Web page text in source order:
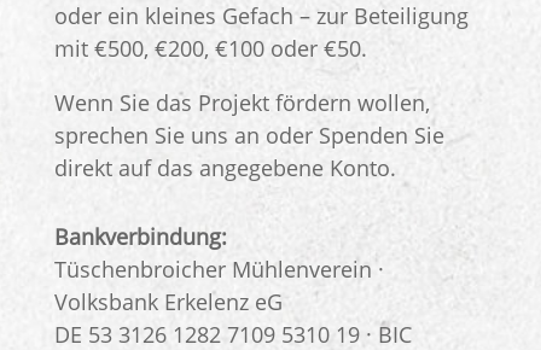
oder ein kleines Gefach – zur Beteiligung
mit €500, €200, €100 oder €50.
Wenn Sie das Projekt fördern wollen,
sprechen Sie uns an oder Spenden Sie
direkt auf das angegebene Konto.
Bankverbindung:
Tüschenbroicher Mühlenverein ·
Volksbank Erkelenz eG
DE 53 3126 1282 7109 5310 19 · BIC